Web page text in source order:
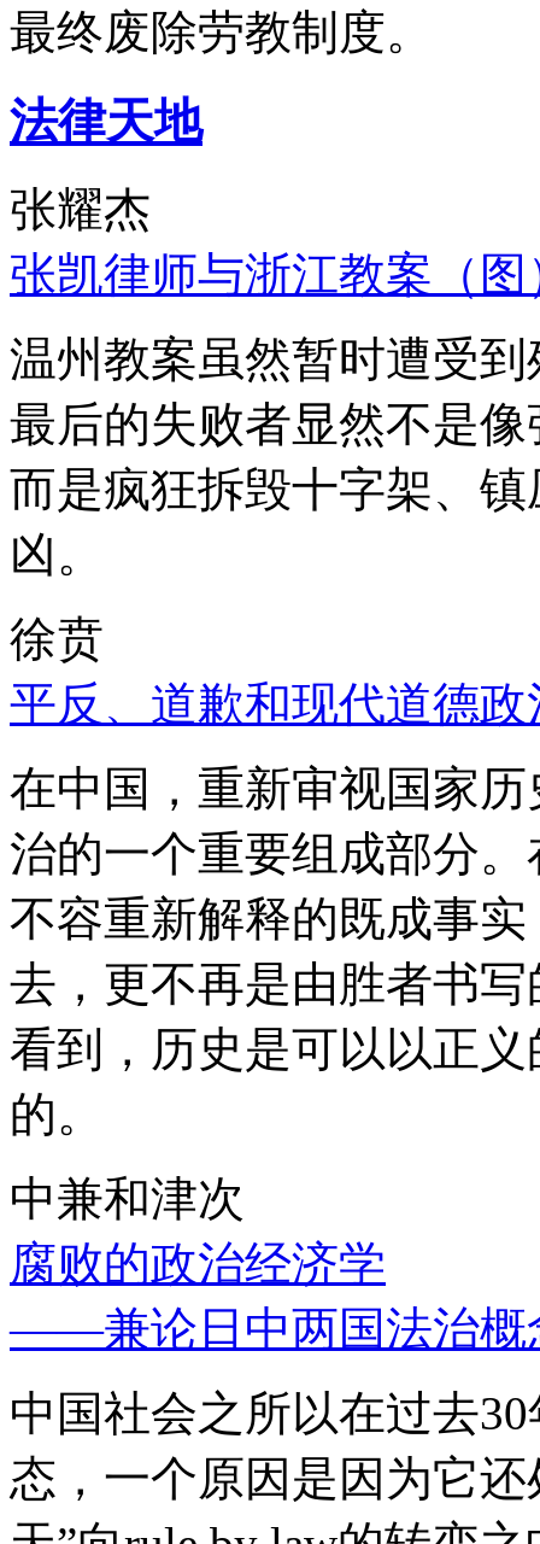
最终废除劳教制度。
法律天地
张耀杰
张凯律师与浙江教案（图
温州教案虽然暂时遭受
最后的失败者显然不是
而是疯狂拆毁十字架、
凶。
徐贲
平反、道歉和现代道德政
在中国，重新审视国家
治的一个重要组成部分
不容重新解释的既成事
去，更不再是由胜者书
看到，历史是可以以正
的。
中兼和津次
腐败的政治经济学
——兼论日中两国法治概
中国社会之所以在过去
态，一个原因是因为它